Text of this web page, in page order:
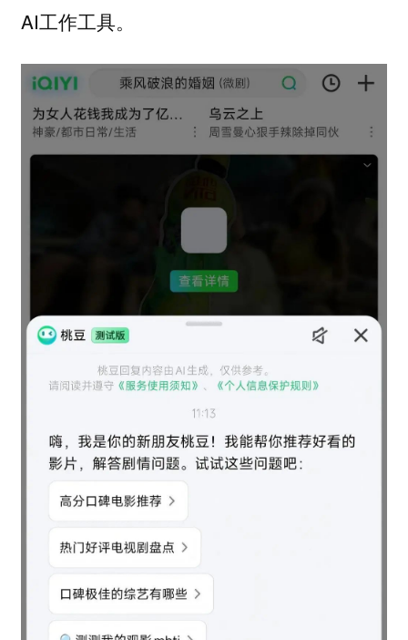
AI工作工具。